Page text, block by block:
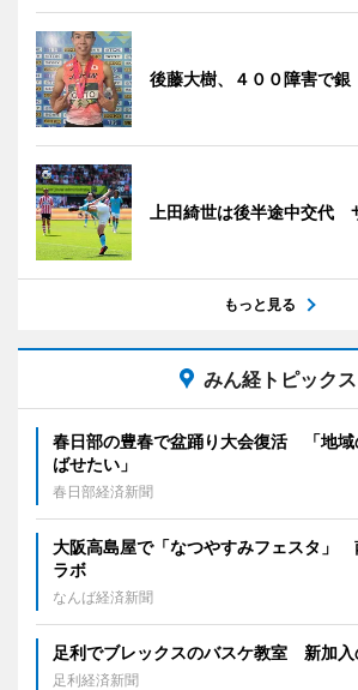
後藤大樹、４００障害で銀
上田綺世は後半途中交代
もっと見る
みん経トピックス
春日部の豊春で盆踊り大会復活 「地域
ばせたい」
春日部経済新聞
大阪高島屋で「なつやすみフェスタ」
ラボ
なんば経済新聞
足利でブレックスのバスケ教室 新加入
足利経済新聞